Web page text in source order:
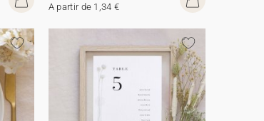
A partir de 1,34 €